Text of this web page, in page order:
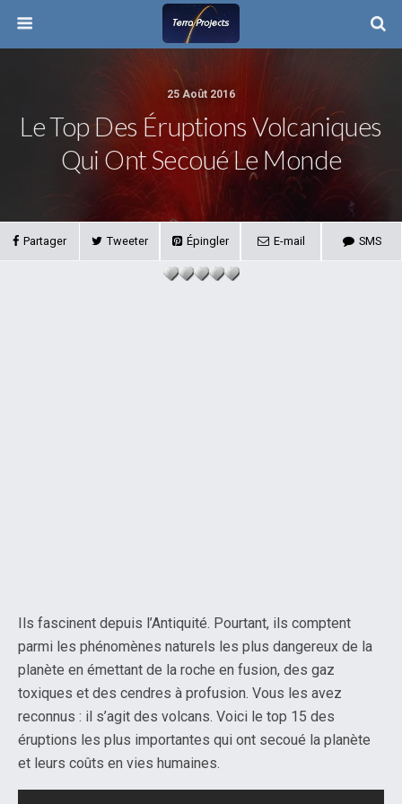
25 Août 2016
Le Top Des Éruptions Volcaniques
Qui Ont Secoué Le Monde
Partager Tweeter Épingler E-mail SMS
Ils fascinent depuis l’Antiquité. Pourtant, ils comptent
parmi les phénomènes naturels les plus dangereux de la
planète en émettant de la roche en fusion, des gaz
toxiques et des cendres à profusion. Vous les avez
reconnus : il s’agit des volcans. Voici le top 15 des
éruptions les plus importantes qui ont secoué la planète
et leurs coûts en vies humaines.